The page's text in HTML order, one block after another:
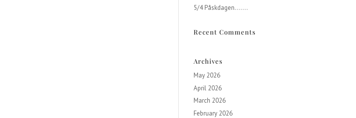
5/4 Påskdagen…….
Recent Comments
Archives
May 2026
April 2026
March 2026
February 2026